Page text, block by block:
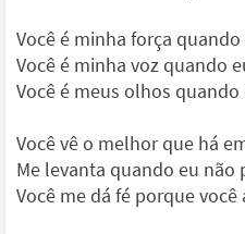
Você é minha força
Você é minha voz quando
Você é meus olhos
Você vê o melhor que há
Me levanta quando eu não
Você me dá fé porque você